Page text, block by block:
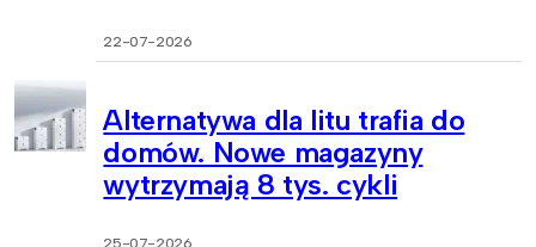
22-07-2026
Alternatywa dla litu trafia do
domów. Nowe magazyny
wytrzymają 8 tys. cykli
25-07-2026